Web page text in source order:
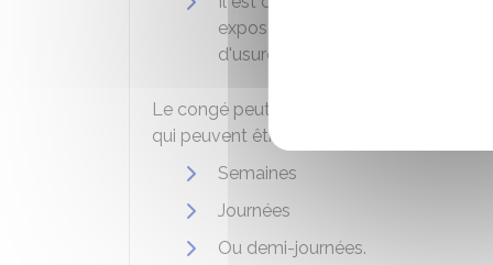
exposé, compte tenu de votre
d'usure professionnelle.
Le congé peut être utilisé en une seule
qui peuvent être fractionnés en :
Semaines
Journées
Ou demi-journées.